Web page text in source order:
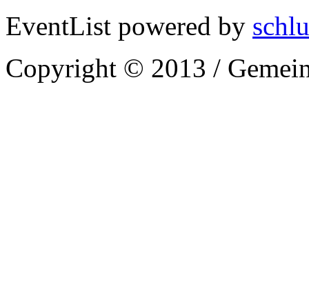
EventList powered by
Copyright © 2013 /